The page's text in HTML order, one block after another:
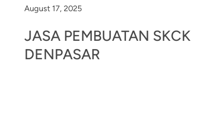
August 17, 2025
JASA PEMBUATAN SKCK
DENPASAR